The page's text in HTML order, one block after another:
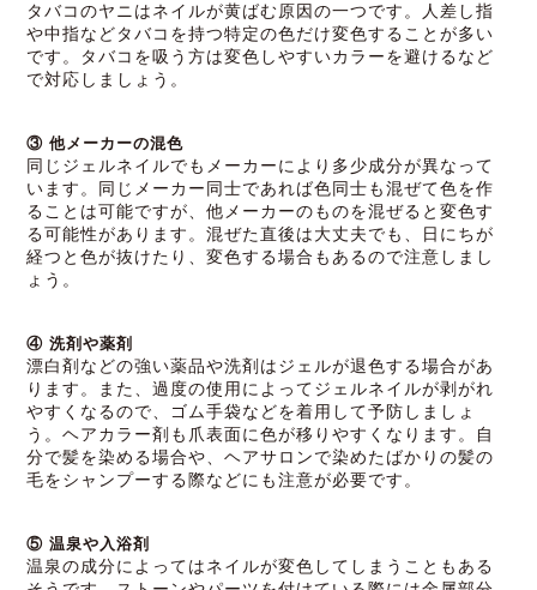
タバコのヤニはネイルが黄ばむ原因の一つです。人差し指
や中指などタバコを持つ特定の色だけ変色することが多い
です。タバコを吸う方は変色しやすいカラーを避けるなど
で対応しましょう。
③ 他メーカーの混色
同じジェルネイルでもメーカーにより多少成分が異なって
います。同じメーカー同士であれば色同士も混ぜて色を作
ることは可能ですが、他メーカーのものを混ぜると変色す
る可能性があります。混ぜた直後は大丈夫でも、日にちが
経つと色が抜けたり、変色する場合もあるので注意しまし
ょう。
④ 洗剤や薬剤
漂白剤などの強い薬品や洗剤はジェルが退色する場合があ
ります。また、過度の使用によってジェルネイルが剥がれ
やすくなるので、ゴム手袋などを着用して予防しましょ
う。ヘアカラー剤も爪表面に色が移りやすくなります。自
分で髪を染める場合や、ヘアサロンで染めたばかりの髪の
毛をシャンプーする際などにも注意が必要です。
⑤ 温泉や入浴剤
温泉の成分によってはネイルが変色してしまうこともある